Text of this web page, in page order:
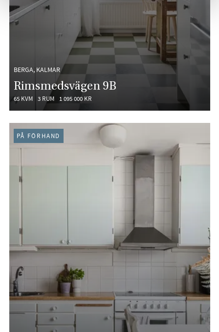
BERGA, KALMAR
Rimsmedsvägen 9B
65 KVM 3 RUM 1 095 000 KR
PÅ FÖRHAND